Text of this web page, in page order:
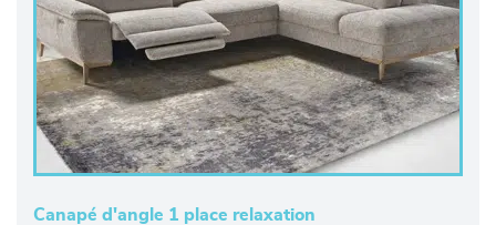
Canapé d'angle 1 place relaxation